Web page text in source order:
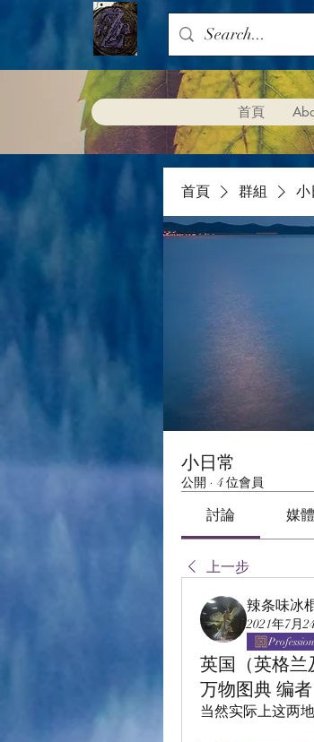
首頁
首頁 群組 小
小日常
公開 · 4 位會員
討論 媒體
上一步
辣条味冰
2021年7月
英国（英格
万物图典 编
当然实际上这两